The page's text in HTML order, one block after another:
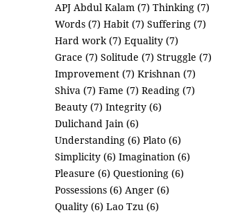
APJ Abdul Kalam (7) Thinking (7)
Words (7) Habit (7) Suffering (7)
Hard work (7) Equality (7)
Grace (7) Solitude (7) Struggle (7)
Improvement (7) Krishnan (7)
Shiva (7) Fame (7) Reading (7)
Beauty (7) Integrity (6)
Dulichand Jain (6)
Understanding (6) Plato (6)
Simplicity (6) Imagination (6)
Pleasure (6) Questioning (6)
Possessions (6) Anger (6)
Quality (6) Lao Tzu (6)